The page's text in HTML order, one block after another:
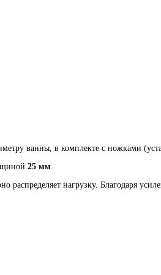
ванны, в комплекте с ножками
25 мм
распределяет нагрузку. Благодаря